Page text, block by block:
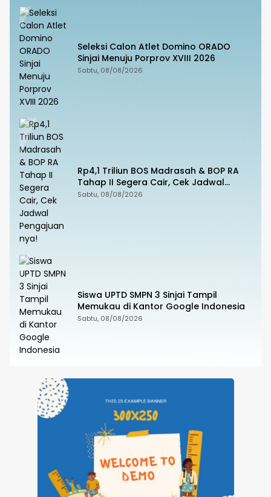
Seleksi Calon Atlet Domino ORADO
Sinjai Menuju Porprov XVIII 2026
Sabtu, 08/08/2026
Rp4,1 Triliun BOS Madrasah & BOP RA
Tahap II Segera Cair, Cek Jadwal
Pengajuannya!
Sabtu, 08/08/2026
Siswa UPTD SMPN 3 Sinjai Tampil
Memukau di Kantor Google Indonesia
Sabtu, 08/08/2026